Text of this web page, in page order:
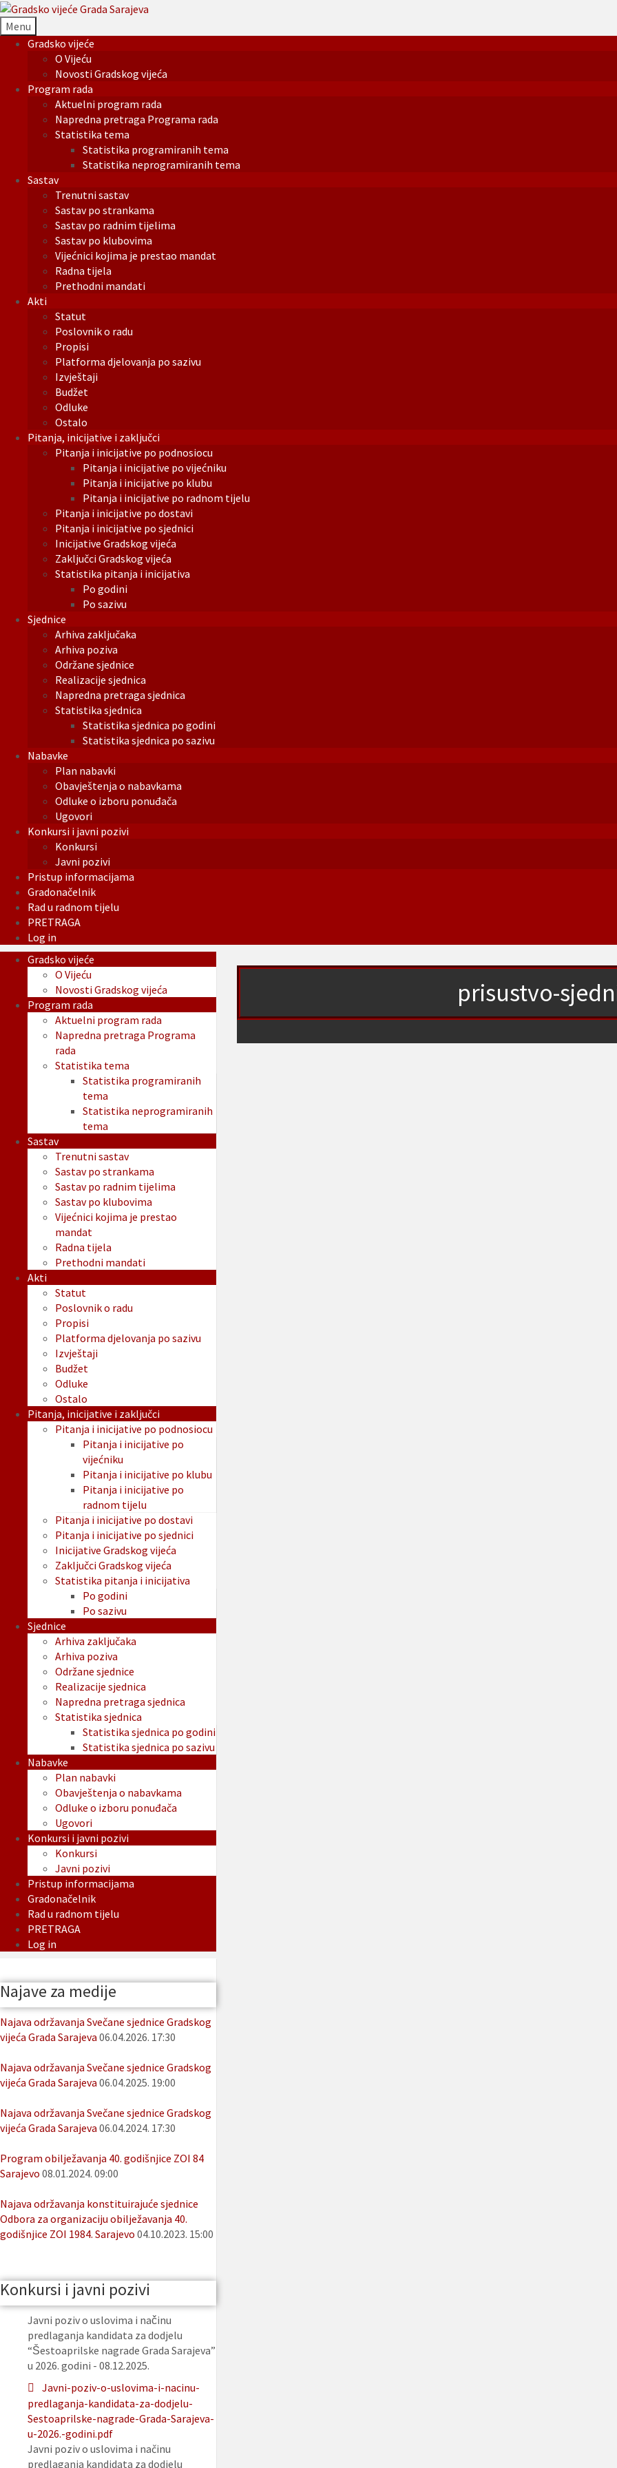
Menu
Gradsko vijeće
O Vijeću
Novosti Gradskog vijeća
Program rada
Aktuelni program rada
Napredna pretraga Programa rada
Statistika tema
Statistika programiranih tema
Statistika neprogramiranih tema
Sastav
Trenutni sastav
Sastav po strankama
Sastav po radnim tijelima
Sastav po klubovima
Vijećnici kojima je prestao mandat
Radna tijela
Prethodni mandati
Akti
Statut
Poslovnik o radu
Propisi
Platforma djelovanja po sazivu
Izvještaji
Budžet
Odluke
Ostalo
Pitanja, inicijative i zaključci
Pitanja i inicijative po podnosiocu
Pitanja i inicijative po vijećniku
Pitanja i inicijative po klubu
Pitanja i inicijative po radnom tijelu
Pitanja i inicijative po dostavi
Pitanja i inicijative po sjednici
Inicijative Gradskog vijeća
Zaključci Gradskog vijeća
Statistika pitanja i inicijativa
Po godini
Po sazivu
Sjednice
Arhiva zaključaka
Arhiva poziva
Održane sjednice
Realizacije sjednica
Napredna pretraga sjednica
Statistika sjednica
Statistika sjednica po godini
Statistika sjednica po sazivu
Nabavke
Plan nabavki
Obavještenja o nabavkama
Odluke o izboru ponuđača
Ugovori
Konkursi i javni pozivi
Konkursi
Javni pozivi
Pristup informacijama
Gradonačelnik
Rad u radnom tijelu
PRETRAGA
Log in
prisustvo-
Gradsko vijeće
O Vijeću
Novosti Gradskog vijeća
Program rada
Aktuelni program rada
Napredna pretraga Programa
rada
Statistika tema
Statistika programiranih
tema
Statistika neprogramiranih
tema
Sastav
Trenutni sastav
Sastav po strankama
Sastav po radnim tijelima
Sastav po klubovima
Vijećnici kojima je prestao
mandat
Radna tijela
Prethodni mandati
Akti
Statut
Poslovnik o radu
Propisi
Platforma djelovanja po sazivu
Izvještaji
Budžet
Odluke
Ostalo
Pitanja, inicijative i zaključci
Pitanja i inicijative po podnosiocu
Pitanja i inicijative po
vijećniku
Pitanja i inicijative po klubu
Pitanja i inicijative po
radnom tijelu
Pitanja i inicijative po dostavi
Pitanja i inicijative po sjednici
Inicijative Gradskog vijeća
Zaključci Gradskog vijeća
Statistika pitanja i inicijativa
Po godini
Po sazivu
Sjednice
Arhiva zaključaka
Arhiva poziva
Održane sjednice
Realizacije sjednica
Napredna pretraga sjednica
Statistika sjednica
Statistika sjednica po godini
Statistika sjednica po sazivu
Nabavke
Plan nabavki
Obavještenja o nabavkama
Odluke o izboru ponuđača
Ugovori
Konkursi i javni pozivi
Konkursi
Javni pozivi
Pristup informacijama
Gradonačelnik
Rad u radnom tijelu
PRETRAGA
Log in
Najave za medije
Najava održavanja Svečane sjednice Gradskog
vijeća Grada Sarajeva 06.04.2026. 17:30
Najava održavanja Svečane sjednice Gradskog
vijeća Grada Sarajeva 06.04.2025. 19:00
Najava održavanja Svečane sjednice Gradskog
vijeća Grada Sarajeva 06.04.2024. 17:30
Program obilježavanja 40. godišnjice ZOI 84
Sarajevo 08.01.2024. 09:00
Najava održavanja konstituirajuće sjednice
Odbora za organizaciju obilježavanja 40.
godišnjice ZOI 1984. Sarajevo 04.10.2023. 15:00
Konkursi i javni pozivi
Javni poziv o uslovima i načinu
predlaganja kandidata za dodjelu
“Šestoaprilske nagrade Grada Sarajeva”
u 2026. godini - 08.12.2025.
Javni-poziv-o-uslovima-i-nacinu-
predlaganja-kandidata-za-dodjelu-
Sestoaprilske-nagrade-Grada-Sarajeva-
u-2026.-godini.pdf
Javni poziv o uslovima i načinu
predlaganja kandidata za dodjelu